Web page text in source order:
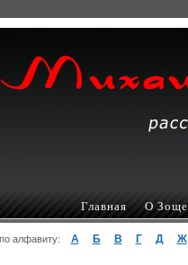
Главная О
алфавиту: А Б В Г Д Ж